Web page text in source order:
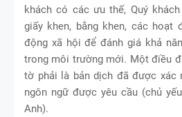
khách có các ưu thế, Quý
giấy khen, bằng khen, các hoạt
động xã hội để đánh giá khả
trong môi trường mới. Một điều
tờ phải là bản dịch đã được xác
ngôn ngữ được yêu cầu (chủ
Anh).